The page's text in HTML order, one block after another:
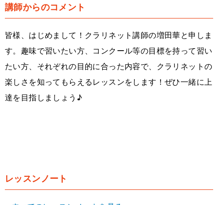
講師からのコメント
皆様、はじめまして！クラリネット講師の増田華と申しま
す。趣味で習いたい方、コンクール等の目標を持って習い
たい方、それぞれの目的に合った内容で、クラリネットの
楽しさを知ってもらえるレッスンをします！ぜひ一緒に上
達を目指しましょう♪
レッスンノート